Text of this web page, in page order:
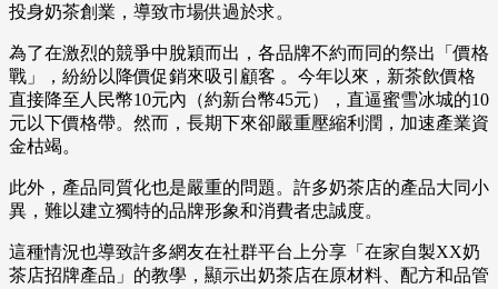
投身奶茶創業，導致市場供過於求。
為了在激烈的競爭中脫穎而出，各品牌不約而同的祭出「價格
戰」，紛紛以降價促銷來吸引顧客 。今年以來，新茶飲價格
直接降至人民幣10元內（約新台幣45元），直逼蜜雪冰城的10
元以下價格帶。然而，長期下來卻嚴重壓縮利潤，加速產業資
金枯竭。
此外，產品同質化也是嚴重的問題。許多奶茶店的產品大同小
異，難以建立獨特的品牌形象和消費者忠誠度。
這種情況也導致許多網友在社群平台上分享「在家自製XX奶
茶店招牌產品」的教學，顯示出奶茶店在原材料、配方和品管